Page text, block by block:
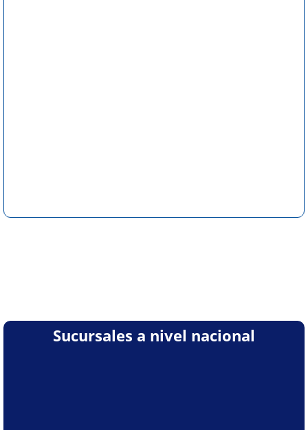
Sucursales a nivel nacional